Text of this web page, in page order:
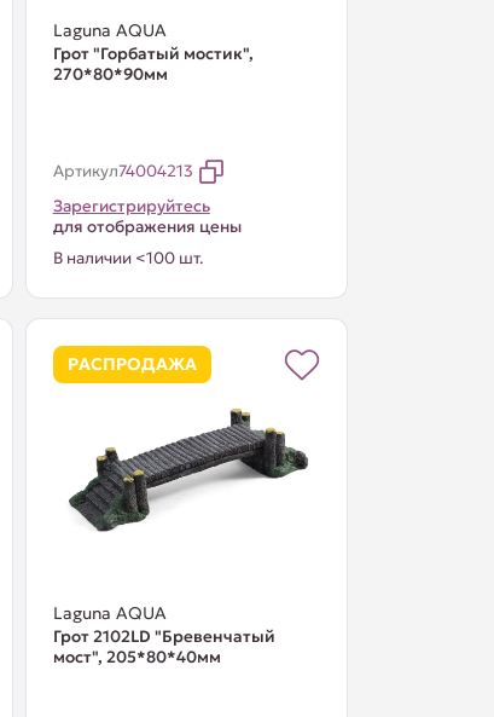
Laguna AQUA
Грот "Горбатый мостик",
270*80*90мм
Артикул74004213
Зарегистрируйтесь
для отображения цены
В наличии <100 шт.
РАСПРОДАЖА
Laguna AQUA
Грот 2102LD "Бревенчатый
мост", 205*80*40мм